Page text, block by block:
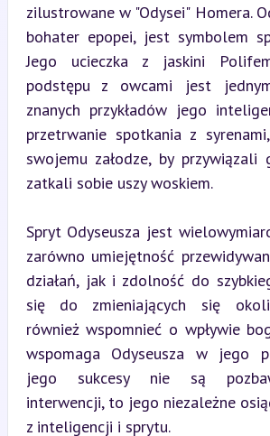
zilustrowane w "Odysei" Homera.
bohater epopei, jest symbolem
Jego ucieczka z jaskini
podstępu z owcami jest
znanych przykładów jego
przetrwanie spotkania z
swojemu załodze, by
zatkali sobie uszy woskiem.
Spryt Odyseusza jest
zarówno umiejętność
działań, jak i zdolność do
się do zmieniających się
również wspomnieć o wpływie
wspomaga Odyseusza w jego
jego sukcesy nie są
interwencji, to jego niezależne
z inteligencji i sprytu.